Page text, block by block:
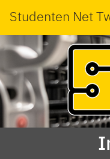
Studenten Net